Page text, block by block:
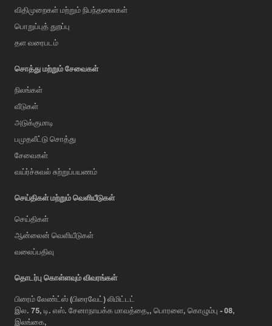
விதிமுறைகள் மற்றும் நிபந்தனைகள்
பொறுப்புத் துறப்பு
தள வரைபடம்
சொத்து மற்றும் சேவைகள்
நிலங்கள்
வீடுகள்
அடுக்குமாடி
பமுதலீட்டு சொத்து
சேவைகள்
வய்ர்ச்சுவல் சுற்றுப்பயணம்
செய்திகள் மற்றும் வெளியீடுகள்
செய்திகள்
ஆன்லைன் வெளியீடுகள்
வலைப்பதிவு
தொடர்பு கொள்ளவும் விவரங்கள்
பிரைம் லேண்ட்ஸ் (பிரைவேட்) லிமிட்டட்
இல. 75, டி. எஸ். சேனாநாயக்க மாவத்தை,, பொரளை, கொழும்பு - 08,
இலங்கை,